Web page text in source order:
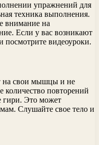
упражнений для
техника выполнения.
внимание на
Если у вас возникают
посмотрите видеоуроки.
на свои мышцы и не
количество повторений
гири. Это может
Слушайте свое тело и